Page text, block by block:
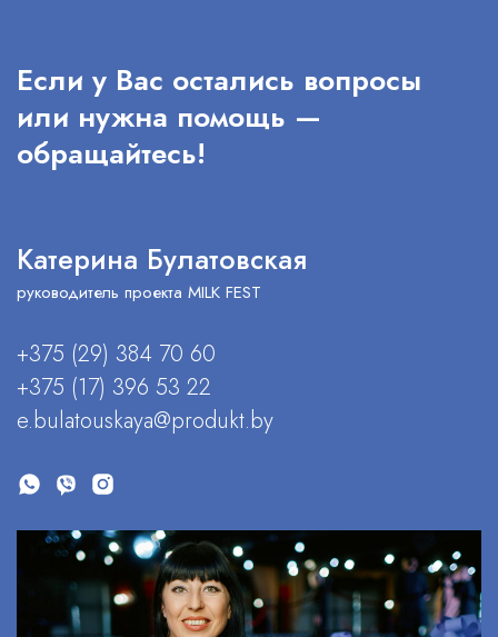
Если у Вас остались вопросы
или нужна помощь —
обращайтесь!
Катерина Булатовская
руководитель проекта MILK FEST
+375 (29) 384 70 60
+375 (17) 396 53 22
e.bulatouskaya@produkt.by